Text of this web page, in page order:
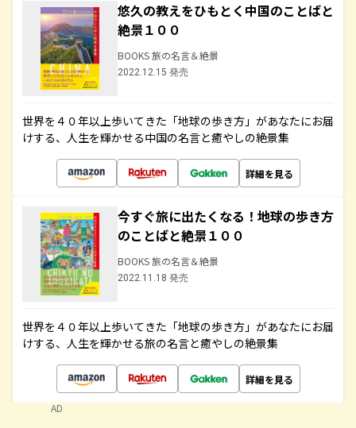
悠久の教えをひもとく中国のことばと
絶景１００
BOOKS 旅の名言＆絶景
2022.12.15 発売
世界を４０年以上歩いてきた「地球の歩き方」があなたにお届
けする、人生を輝かせる中国の名言と癒やしの絶景集
詳細を見る
今すぐ旅に出たくなる！地球の歩き方
のことばと絶景１００
BOOKS 旅の名言＆絶景
2022.11.18 発売
世界を４０年以上歩いてきた「地球の歩き方」があなたにお届
けする、人生を輝かせる旅の名言と癒やしの絶景集
詳細を見る
AD